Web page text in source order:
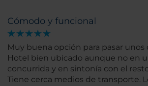
Cómodo y funcional
Muy buena opción para pasar unos
Hotel bien ubicado aunque no en
concurrida y en sintonía con el
Tiene cerca medios de transporte.